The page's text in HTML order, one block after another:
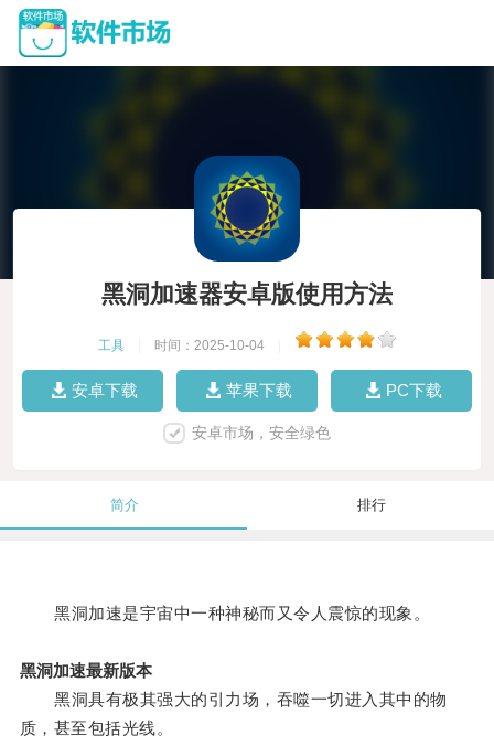
黑洞加速器安卓版使用方法
工具 时间：2025-10-04
安卓下载 苹果下载 PC下载
安卓市场，安全绿色
简介 排行
黑洞加速是宇宙中一种神秘而又令人震惊的现象。
黑洞加速最新版本
黑洞具有极其强大的引力场，吞噬一切进入其中的物
质，甚至包括光线。